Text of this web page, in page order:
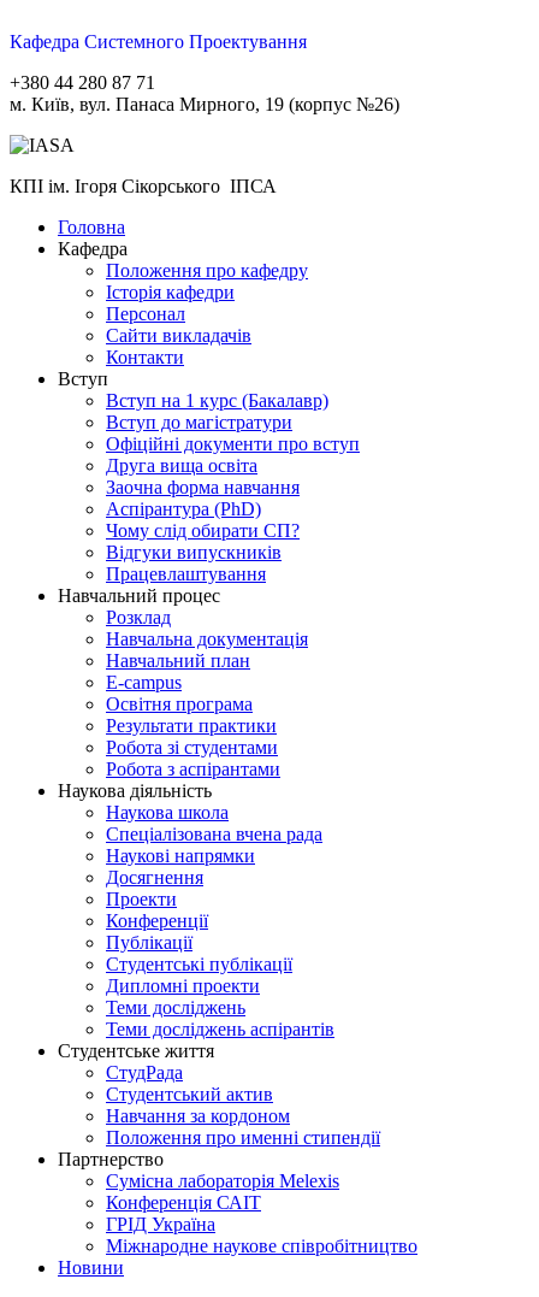
Кафедра Системного Проектування
+380 44 280 87 71
м. Київ, вул. Панаса Мирного, 19 (корпус №26)
КПІ ім. Ігоря Сікорського ІПСА
Головна
Кафедра
Положення про кафедру
Історія кафедри
Персонал
Сайти викладачів
Контакти
Вступ
Вступ на 1 курс (Бакалавр)
Вступ до магістратури
Офіційні документи про вступ
Друга вища освіта
Заочна форма навчання
Aспірантура (PhD)
Чому слід обирати СП?
Відгуки випускників
Працевлаштування
Навчальний процес
Розклад
Навчальна документація
Навчальний план
E-campus
Освітня програма
Результати практики
Робота зі студентами
Робота з аспірантами
Наукова діяльність
Наукова школа
Спеціалізована вчена рада
Наукові напрямки
Досягнення
Проекти
Конференції
Публікації
Студентські публікації
Дипломні проекти
Теми досліджень
Теми досліджень аспірантів
Студентське життя
СтудРада
Студентський актив
Навчання за кордоном
Положення про именні стипендії
Партнерство
Сумісна лабораторія Melexis
Конференція САІТ
ГРІД Україна
Міжнародне наукове співробітництво
Новини